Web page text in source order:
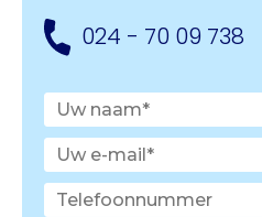
024 - 70 09 738